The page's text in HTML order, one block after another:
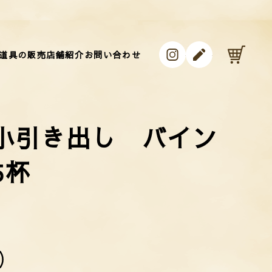
具の販売店舗紹介お問い合わせ instagram
ameblo
き出し バイン
杯